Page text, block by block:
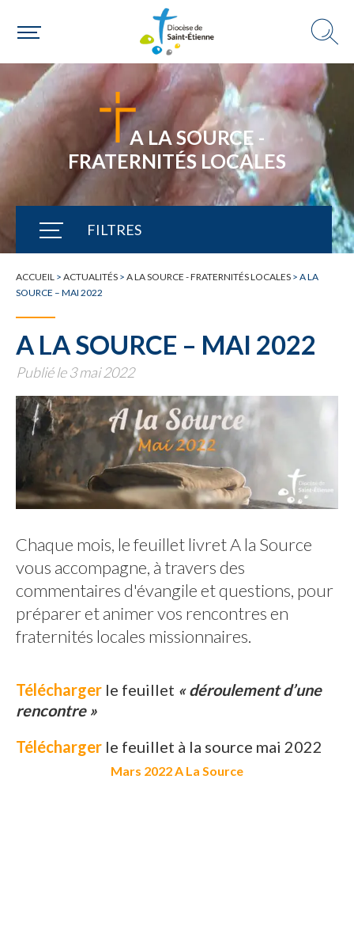
A LA SOURCE -
FRATERNITÉS LOCALES
FILTRES
TOUTE L'ACTUALITÉ
ACCUEIL > ACTUALITÉS > A LA SOURCE - FRATERNITÉS LOCALES > A LA
SOURCE – MAI 2022
A LA SOURCE – MAI 2022
Publié le 3 mai 2022
Chaque mois, le feuillet livret A la Source
vous accompagne, à travers des
commentaires d'évangile et questions, pour
préparer et animer vos rencontres en
fraternités locales missionnaires.
Télécharger le feuillet « déroulement d’une
rencontre »
Télécharger le feuillet à la source mai 2022
Mars 2022 A La Source